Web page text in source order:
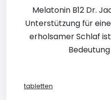
Melatonin B12 Dr.
Unterstützung für
erholsamer Schlaf
tabletten